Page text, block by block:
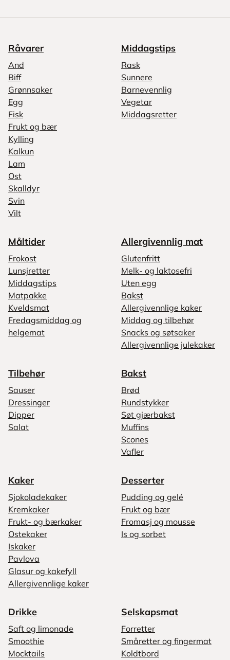
Råvarer
And
Biff
Grønnsaker
Egg
Fisk
Frukt og bær
Kylling
Kalkun
Lam
Ost
Skalldyr
Svin
Vilt
Middagstips
Rask
Sunnere
Barnevennlig
Vegetar
Middagsretter
Måltider
Frokost
Lunsjretter
Middagstips
Matpakke
Kveldsmat
Fredagsmiddag og
helgemat
Allergivennlig mat
Glutenfritt
Melk- og laktosefri
Uten egg
Bakst
Allergivennlige kaker
Middag og tilbehør
Snacks og søtsaker
Allergivennlige julekaker
Tilbehør
Sauser
Dressinger
Dipper
Salat
Bakst
Brød
Rundstykker
Søt gjærbakst
Muffins
Scones
Vafler
Kaker
Sjokoladekaker
Kremkaker
Frukt- og bærkaker
Ostekaker
Iskaker
Pavlova
Glasur og kakefyll
Allergivennlige kaker
Desserter
Pudding og gelé
Frukt og bær
Fromasj og mousse
Is og sorbet
Drikke
Saft og limonade
Smoothie
Mocktails
Selskapsmat
Forretter
Småretter og fingermat
Koldtbord